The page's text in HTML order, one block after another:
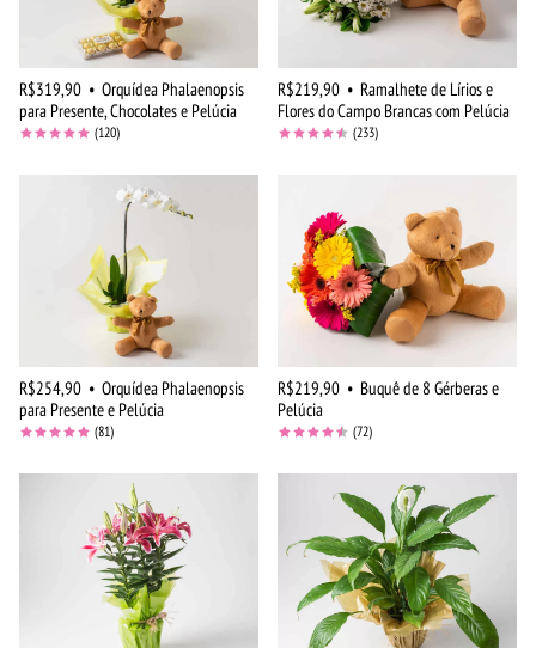
R$319,90 • Orquídea Phalaenopsis
para Presente, Chocolates e Pelúcia
(120)
R$219,90 • Ramalhete de Lírios e
Flores do Campo Brancas com Pelúcia
(233)
R$254,90 • Orquídea Phalaenopsis
para Presente e Pelúcia
(81)
R$219,90 • Buquê de 8 Gérberas e
Pelúcia
(72)